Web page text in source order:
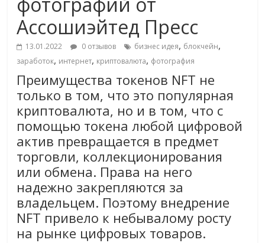
Ассошиэйтед Пресс
13.01.2022 0 отзывов бизнес идея, блокчейн,
заработок, интернет, криптовалюта, фотография
Преимущества токенов NFT не
только в том, что это популярная
криптовалюта, но и в том, что с
помощью токена любой цифровой
актив превращается в предмет
торговли, коллекционирования
или обмена. Права на него
надежно закрепляются за
владельцем. Поэтому внедрение
NFT привело к небывалому росту
на рынке цифровых товаров.